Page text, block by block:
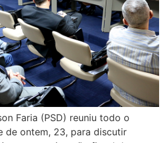
Faria (PSD) reuniu todo o
de ontem, 23, para discutir